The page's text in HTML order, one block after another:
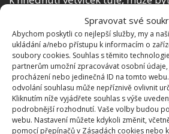
Spravovat své
Abychom poskytli co nejlepší služby, my a
ukládání a/nebo přístupu k informacím o
soubory cookies. Souhlas s těmito
partnerům umožní zpracovávat osobní
procházení nebo jedinečná ID na tomto
odvolání souhlasu může nepříznivě ovlivnit
Kliknutím níže vyjádřete souhlas s výše
podrobnější rozhodnutí. Vaše volby budou
webu. Nastavení můžete kdykoli změnit,
pomocí přepínačů v Zásadách cookies nebo
nadměrným hnojením.
minerálů totiž poškozuje přímo